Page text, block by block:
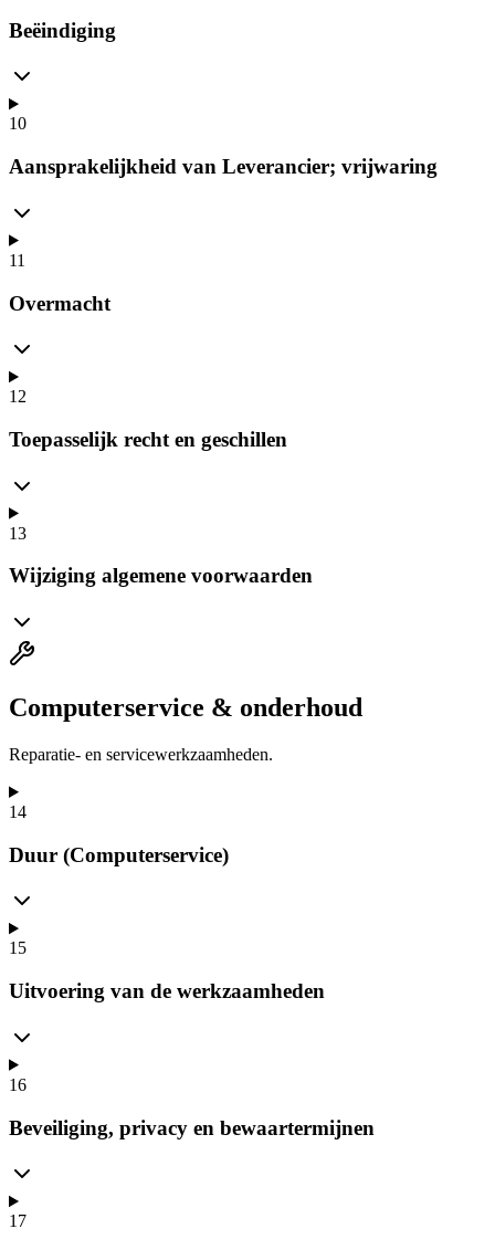
Beëindiging
10
Aansprakelijkheid van Leverancier; vrijwaring
11
Overmacht
12
Toepasselijk recht en geschillen
13
Wijziging algemene voorwaarden
Computerservice & onderhoud
Reparatie- en servicewerkzaamheden.
14
Duur (Computerservice)
15
Uitvoering van de werkzaamheden
16
Beveiliging, privacy en bewaartermijnen
17